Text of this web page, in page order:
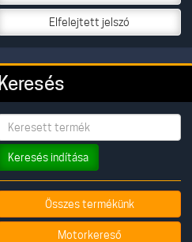
Elfelejtett jelszó
Keresés
Keresés indítása
Összes termékünk
Motorkereső